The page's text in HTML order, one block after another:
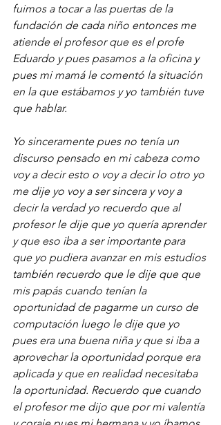
fuimos a tocar a las puertas de la
fundación de cada niño entonces me
atiende el profesor que es el profe
Eduardo y pues pasamos a la oficina y
pues mi mamá le comentó la situación
en la que estábamos y yo también tuve
que hablar.
Yo sinceramente pues no tenía un
discurso pensado en mi cabeza como
voy a decir esto o voy a decir lo otro yo
me dije yo voy a ser sincera y voy a
decir la verdad yo recuerdo que al
profesor le dije que yo quería aprender
y que eso iba a ser importante para
que yo pudiera avanzar en mis estudios
también recuerdo que le dije que que
mis papás cuando tenían la
oportunidad de pagarme un curso de
computación luego le dije que yo
pues era una buena niña y que si iba a
aprovechar la oportunidad porque era
aplicada y que en realidad necesitaba
la oportunidad. Recuerdo que cuando
el profesor me dijo que por mi valentía